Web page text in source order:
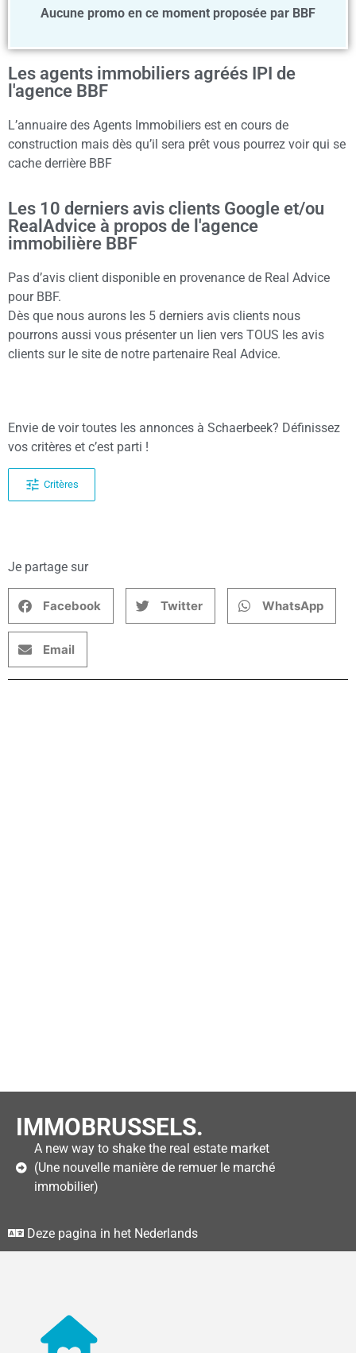
Aucune promo en ce moment proposée par BBF
Les agents immobiliers agréés IPI de
l'agence BBF
L’annuaire des Agents Immobiliers est en cours de
construction mais dès qu’il sera prêt vous pourrez voir qui se
cache derrière BBF
Les 10 derniers avis clients Google et/ou
RealAdvice à propos de l'agence
immobilière BBF
Pas d’avis client disponible en provenance de Real Advice
pour BBF.
Dès que nous aurons les 5 derniers avis clients nous
pourrons aussi vous présenter un lien vers TOUS les avis
clients sur le site de notre partenaire Real Advice.
Envie de voir toutes les annonces à Schaerbeek? Définissez
vos critères et c’est parti !
Critères
Je partage sur
Facebook Twitter WhatsApp
Email
IMMOBRUSSELS.
A new way to shake the real estate market
(Une nouvelle manière de remuer le marché
immobilier)
Deze pagina in het Nederlands